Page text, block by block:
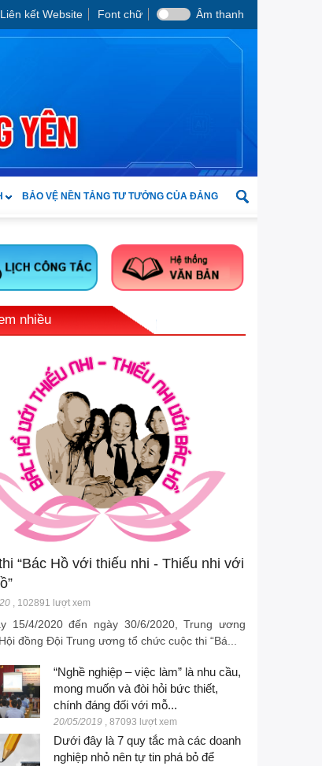
Liên kết Website Font chữ Âm thanh
BẢO VỆ NỀN TẢNG TƯ TƯỞNG CỦA ĐẢNG
nhiều
“Bác Hồ với thiếu nhi - Thiếu nhi với
, 102891 lượt xem
15/4/2020 đến ngày 30/6/2020, Trung ương
đồng Đội Trung ương tổ chức cuộc thi “Bá...
“Nghề nghiệp – việc làm” là nhu cầu,
mong muốn và đòi hỏi bức thiết,
chính đáng đối với mỗ...
20/05/2019 ,87093 lượt xem
Dưới đây là 7 quy tắc mà các doanh
nghiệp nhỏ nên tự tin phá bỏ để